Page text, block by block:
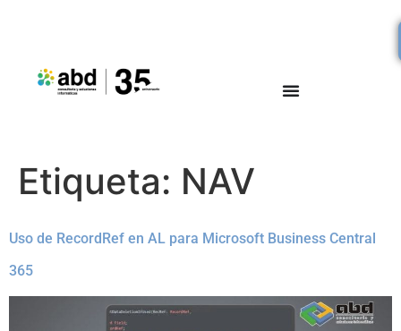
Etiqueta: NAV
Uso de RecordRef en AL para Microsoft Business Central
365